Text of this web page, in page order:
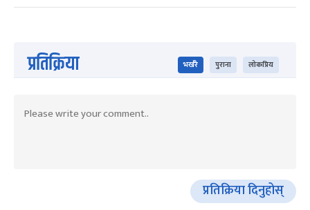
प्रतिक्रिया भर्खरै पुराना लोकप्रिय
प्रतिक्रिया दिनुहोस्